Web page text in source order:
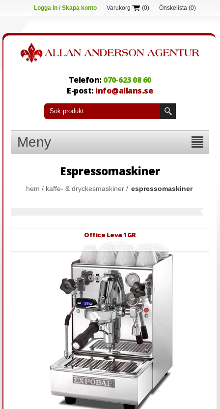
Logga in / Skapa konto Varukorg (0) Önskelista (0)
Telefon: 070-623 08 60
E-post: info@allans.se
Meny
Espressomaskiner
hem / kaffe- & dryckesmaskiner / espressomaskiner
Office Leva 1GR